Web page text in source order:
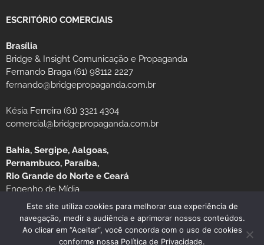
ESCRITÓRIO COMERCIAIS
Brasília
Bridge & Insight Comunicação e Propaganda
Fernando Braga (61) 98112 2227
fernando@bridgepropaganda.com.br
Késia Ferreira (61) 3321 4304
comercial@bridgepropaganda.com.br
Bahia, Sergipe, Aalgoas,
Pernambuco, Paraíba,
Rio Grande do Norte e Ceará
Engenho de Mídia
Luciano Moura (81) 99939-0235 / (81) 3126-8181
Este site utiliza cookies para melhorar sua experiência de
navegação, medir a audiência e aprimorar nossos conteúdos.
Ao clicar em “Aceitar”, você concorda com o uso de cookies
conforme nossa Política de Privacidade.